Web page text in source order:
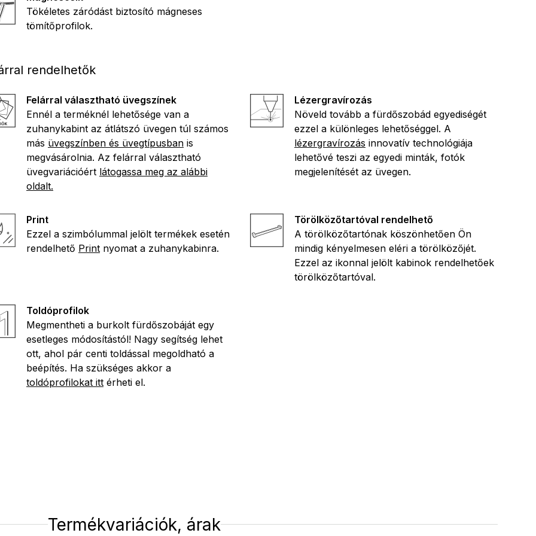
Tökéletes záródást biztosító mágneses
tömítőprofilok.
rendelhetők
Felárral választható üvegszínek
Ennél a terméknél lehetősége van a
zuhanykabint az átlátszó üvegen túl számos
más üvegszínben és üvegtípusban is
megvásárolnia. Az felárral választható
üvegvariációért látogassa meg az alábbi
oldalt.
Lézergravírozás
Növeld tovább a fürdőszobád egyediségét
ezzel a különleges lehetőséggel. A
lézergravírozás innovatív technológiája
lehetővé teszi az egyedi minták, fotók
megjelenítését az üvegen.
Print
Ezzel a szimbólummal jelölt termékek esetén
rendelhető Print nyomat a zuhanykabinra.
Törölközőtartóval rendelhető
A törölközőtartónak köszönhetően Ön
mindig kényelmesen eléri a törölközőjét.
Ezzel az ikonnal jelölt kabinok rendelhetőek
törölközőtartóval.
Toldóprofilok
Megmentheti a burkolt fürdőszobáját egy
esetleges módosítástól! Nagy segítség lehet
ott, ahol pár centi toldással megoldható a
beépítés. Ha szükséges akkor a
toldóprofilokat itt érheti el.
Termékvariációk, árak